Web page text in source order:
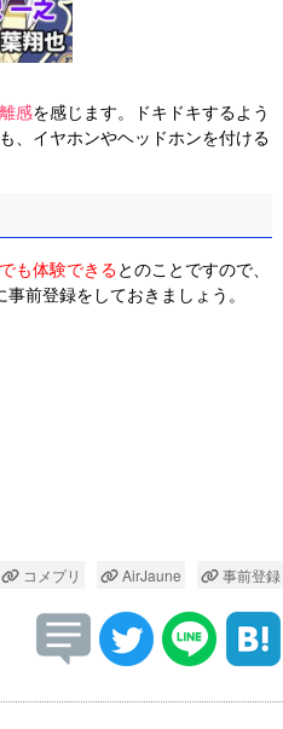
感を感じます。ドキドキするよう
、イヤホンやヘッドホンを付ける
も体験できるとのことですので、
前登録をしておきましょう。
コメプリ AirJaune 事前登録